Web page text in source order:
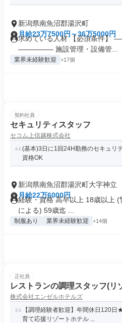
新潟県南魚沼郡湯沢町
月給23万7500円～36万5000円
求めている人材 【必須
――――― 施設管理・設備管...
業界未経験歓迎 +17個
契約社員
セキュリティスタッフ
セコム上信越株式会社
(基本)3日に1回24H勤務のセキュリ
資格OK
新潟県南魚沼郡湯沢町大字神立
月給22万6000円
経験・資格 高卒以上 18歳以上
による) 59歳迄 ...
制服あり 業界未経験歓迎 +14個
正社員
レストランの調理スタッフ(リ
株式会社エンゼルホテルズ
【調理経験者歓迎】年間休日120
育て応援リゾートホテル ...